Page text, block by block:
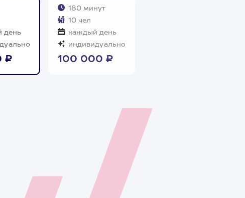
день
₽
180 минут
10 чел
каждый день
индивидуально
100 000 ₽